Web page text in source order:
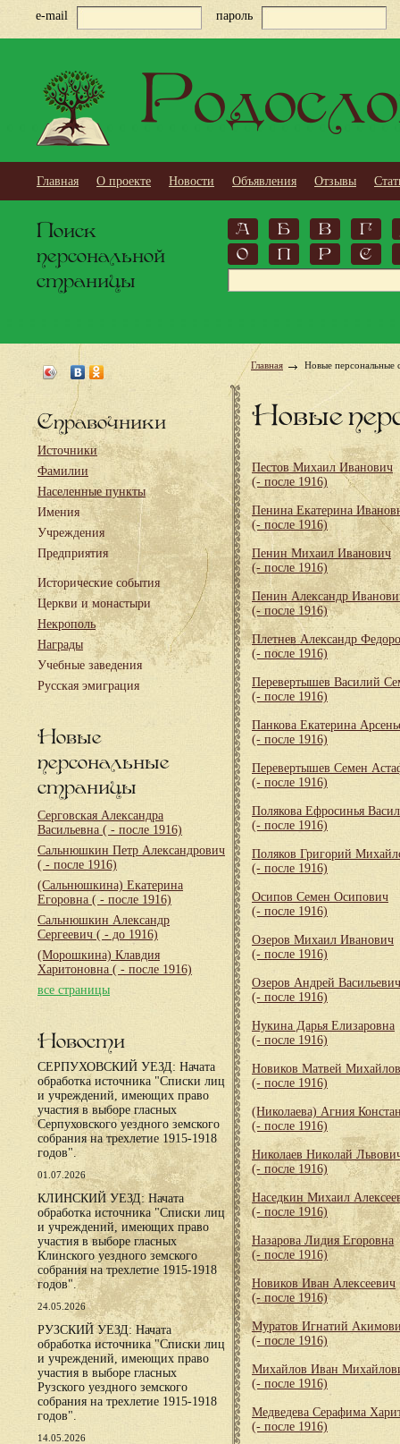
e-mail пароль
Главная О проекте Новости Объявления Отзывы
Поиск
персональной
страницы
А Б В
Г
О
П Р С
Справочники
Источники
Фамилии
Населенные пункты
Имения
Учреждения
Предприятия
Исторические события
Церкви и монастыри
Некрополь
Награды
Учебные заведения
Русская эмиграция
Новые
персональные
страницы
Серговская Александра
Васильевна ( - после 1916)
Сальнюшкин Петр Александрович
( - после 1916)
(Сальнюшкина) Екатерина
Егоровна ( - после 1916)
Сальнюшкин Александр
Сергеевич ( - до 1916)
(Морошкина) Клавдия
Харитоновна ( - после 1916)
все страницы
Новости
СЕРПУХОВСКИЙ УЕЗД: Начата
обработка источника "Списки лиц
и учреждений, имеющих право
участия в выборе гласных
Серпуховского уездного земского
собрания на трехлетие 1915-1918
годов".
01.07.2026
КЛИНСКИЙ УЕЗД: Начата
обработка источника "Списки лиц
и учреждений, имеющих право
участия в выборе гласных
Клинского уездного земского
собрания на трехлетие 1915-1918
годов".
24.05.2026
РУЗСКИЙ УЕЗД: Начата
обработка источника "Списки лиц
и учреждений, имеющих право
участия в выборе гласных
Рузского уездного земского
собрания на трехлетие 1915-1918
годов".
14.05.2026
Главная Новые персональные
Новые
Пестов Михаил Иванович
(- после 1916)
Пенина Екатерина
(- после 1916)
Пенин Михаил Иванович
(- после 1916)
Пенин Александр
(- после 1916)
Плетнев Александр
(- после 1916)
Перевертышев Василий
(- после 1916)
Панкова Екатерина
(- после 1916)
Перевертышев Семен
(- после 1916)
Полякова Ефросинья
(- после 1916)
Поляков Григорий
(- после 1916)
Осипов Семен Осипович
(- после 1916)
Озеров Михаил Иванович
(- после 1916)
Озеров Андрей Васильевич
(- после 1916)
Нукина Дарья Елизаровна
(- после 1916)
Новиков Матвей
(- после 1916)
(Николаева) Агния
(- после 1916)
Николаев Николай
(- после 1916)
Наседкин Михаил
(- после 1916)
Назарова Лидия Егоровна
(- после 1916)
Новиков Иван Алексеевич
(- после 1916)
Муратов Игнатий
(- после 1916)
Михайлов Иван
(- после 1916)
Медведева Серафима
(- после 1916)